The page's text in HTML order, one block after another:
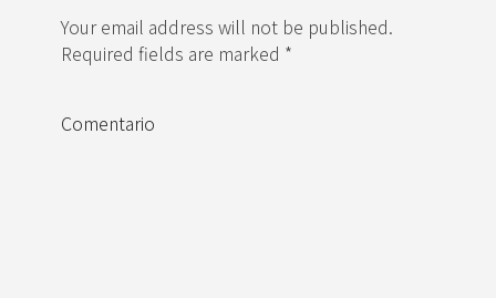
Your email address will not be published.
Required fields are marked *
Comentario